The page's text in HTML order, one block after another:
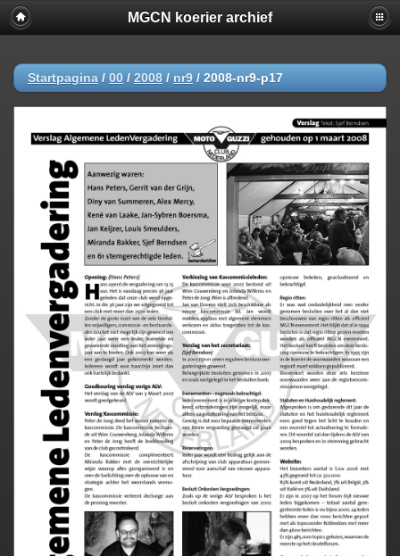
MGCN koerier archief
Startpagina / 00 / 2008 / nr9 / 2008-nr9-p17